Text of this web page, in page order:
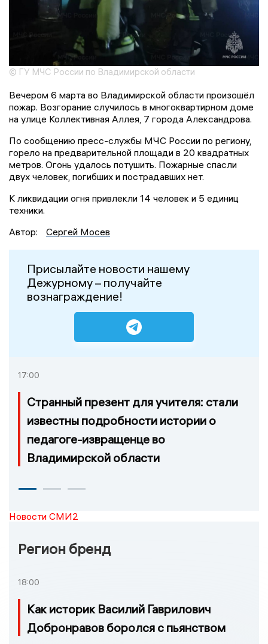
© ГУ МЧС России по Владимирской области
Вечером 6 марта во Владимирской области произошёл
пожар. Возгорание случилось в многоквартирном доме
на улице Коллективная Аллея, 7 города Александрова.
По сообщению пресс-службы МЧС России по региону,
горело на предварительной площади в 20 квадратных
метров. Огонь удалось потушить. Пожарные спасли
двух человек, погибших и пострадавших нет.
К ликвидации огня привлекли 14 человек и 5 единиц
техники.
Автор:
Сергей Мосев
Присылайте новости нашему
Дежурному – получайте
вознаграждение!
17:00
Странный презент для учителя: стали
известны подробности истории о
педагоге-извращенце во
Владимирской области
Новости СМИ2
Регион бренд
18:00
Как историк Василий Гаврилович
Добронравов боролся с пьянством